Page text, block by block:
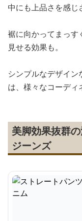
中にも上品さを感じ
裾に向かってまっす
見せる効果も。
シンプルなデザイ
は、様々なコーディ
美脚効果抜群
ジーンズ